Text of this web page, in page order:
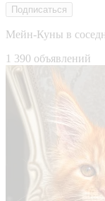
Подписаться
Мейн-Куны в
1 390 объявлений